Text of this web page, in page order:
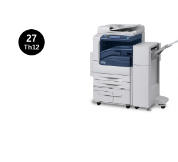
27
Th12